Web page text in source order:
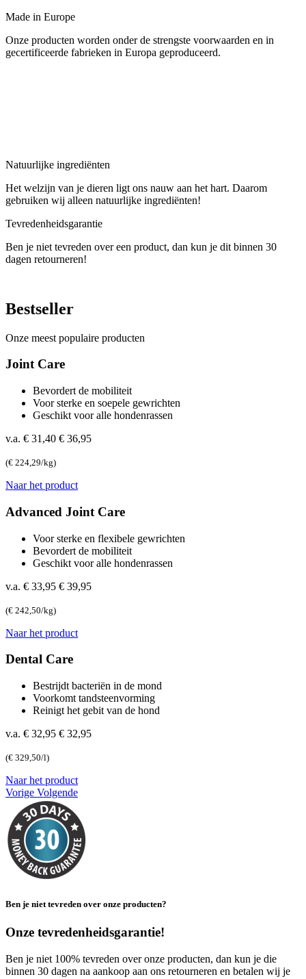
Made in Europe
Onze producten worden onder de strengste voorwaarden en in
gecertificeerde fabrieken in Europa geproduceerd.
Natuurlijke ingrediënten
Het welzijn van je dieren ligt ons nauw aan het hart. Daarom
gebruiken wij alleen natuurlijke ingrediënten!
Tevredenheidsgarantie
Ben je niet tevreden over een product, dan kun je dit binnen 30
dagen retourneren!
Bestseller
Onze meest populaire producten
Joint Care
Bevordert de mobiliteit
Voor sterke en soepele gewrichten
Geschikt voor alle hondenrassen
v.a. € 31,40 € 36,95
(€ 224,29/kg)
Naar het product
Advanced Joint Care
Voor sterke en flexibele gewrichten
Bevordert de mobiliteit
Geschikt voor alle hondenrassen
v.a. € 33,95 € 39,95
(€ 242,50/kg)
Naar het product
Dental Care
Bestrijdt bacteriën in de mond
Voorkomt tandsteenvorming
Reinigt het gebit van de hond
v.a. € 32,95 € 32,95
(€ 329,50/l)
Naar het product
Vorige Volgende
Ben je niet tevreden over onze producten?
Onze tevredenheidsgarantie!
Ben je niet 100% tevreden over onze producten, dan kun je die
binnen 30 dagen na aankoop aan ons retourneren en betalen wij je